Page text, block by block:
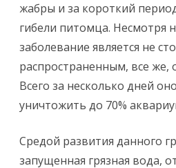
жабры и за короткий
гибели питомца. Несмотря
заболевание является не
распространенным, все же,
Всего за несколько дней
уничтожить до 70%
Средой развития данного
запущенная грязная вода,